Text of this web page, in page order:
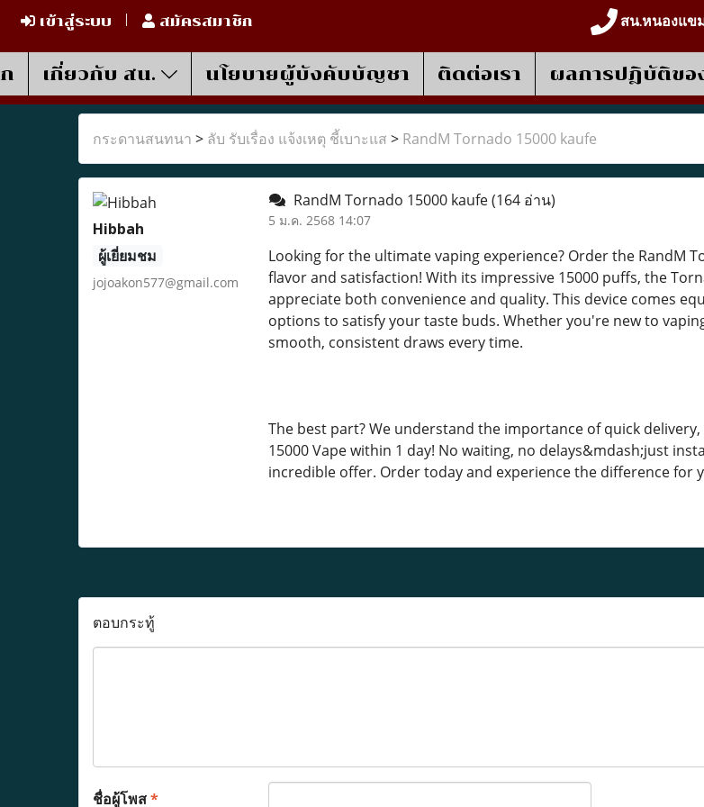
เข้าสู่ระบบ สมัครสมาชิก สน.หนองแข
เกี่ยวกับ สน. นโยบายผู้บังคับบัญชา ติดต่อเรา ผลการปฎิบัติขอ
กระดานสนทนา > ลับ รับเรื่อง แจ้งเหตุ ชี้เบาะแส > RandM Tornado 15000 kaufe
Hibbah
ผู้เยี่ยมชม
jojoakon577@gmail.com
RandM Tornado 15000 kaufe(164 อ่าน)
5 ม.ค. 2568 14:07
Looking for the ultimate vaping experience? Order the RandM
flavor and satisfaction! With its impressive 15000 puffs, the
appreciate both convenience and quality. This device comes
options to satisfy your taste buds. Whether you're new to
smooth, consistent draws every time.
The best part? We understand the importance of quick
15000 Vape within 1 day! No waiting, no delays&mdash;just
incredible offer. Order today and experience the difference for
ตอบกระทู้
ชื่อผู้โพส*